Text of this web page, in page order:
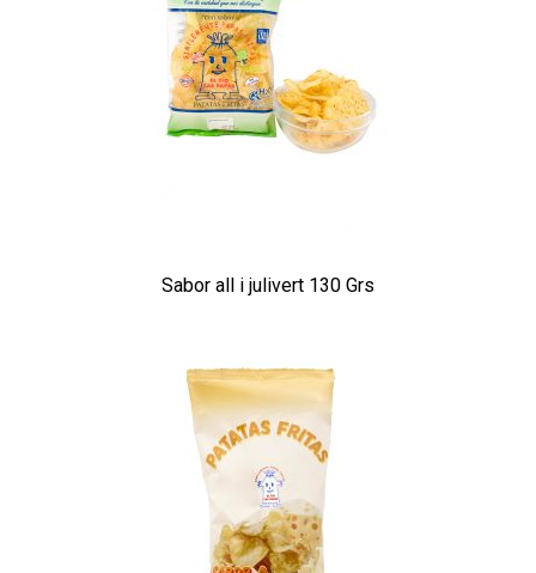
Sabor all i julivert 130 Grs